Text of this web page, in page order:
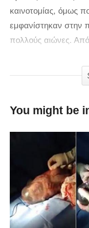
καινοτομίας, όμως
εμφανίστηκαν στην
πολλούς αιώνες.
τεχνολογίες που
You might be